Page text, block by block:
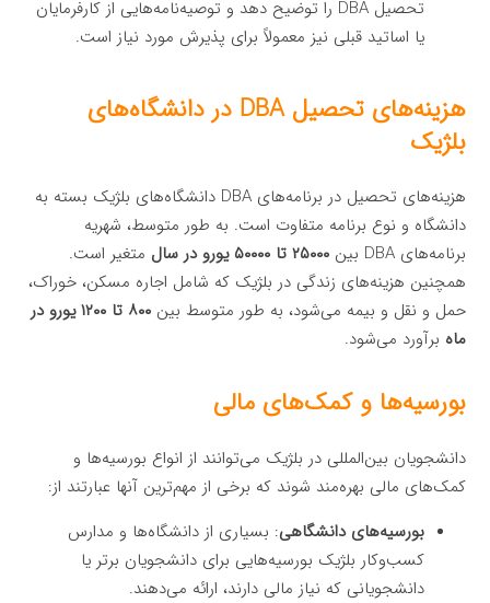
تحصیل DBA را توضیح دهد و توصیه‌نامه‌هایی از کارفرمایان
یا اساتید قبلی نیز معمولاً برای پذیرش مورد نیاز است.
هزینه‌های تحصیل DBA در دانشگاه‌های
بلژیک
هزینه‌های تحصیل در برنامه‌های DBA دانشگاه‌های بلژیک بسته به
دانشگاه و نوع برنامه متفاوت است. به طور متوسط، شهریه
برنامه‌های DBA بین
۲۵۰۰۰ تا ۵۰۰۰۰ یورو در سال
متغیر است.
همچنین هزینه‌های زندگی در بلژیک که شامل اجاره مسکن، خوراک،
حمل و نقل و بیمه می‌شود، به طور متوسط بین
۸۰۰ تا ۱۲۰۰ یورو در
ماه برآورد می‌شود.
بورسیه‌ها و کمک‌های مالی
دانشجویان بین‌المللی در بلژیک می‌توانند از انواع بورسیه‌ها و
کمک‌های مالی بهره‌مند شوند که برخی از مهم‌ترین آنها عبارتند از:
بورسیه‌های دانشگاهی: بسیاری از دانشگاه‌ها و مدارس
کسب‌وکار بلژیک بورسیه‌هایی برای دانشجویان برتر یا
دانشجویانی که نیاز مالی دارند، ارائه می‌دهند.